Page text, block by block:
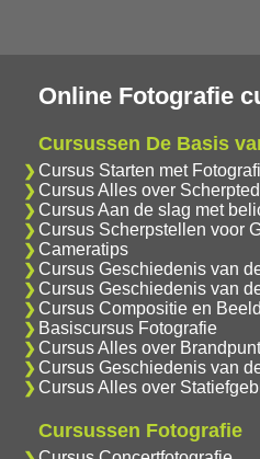
Online Fotografie
Cursussen De Basis
Cursus Starten met
Cursus Alles over
Cursus Aan de slag met
Cursus Scherpstellen voor
Cameratips
Cursus Geschiedenis van
Cursus Geschiedenis van
Cursus Compositie en
Basiscursus Fotografie
Cursus Alles over
Cursus Geschiedenis van
Cursus Alles over
Cursussen Fotografie